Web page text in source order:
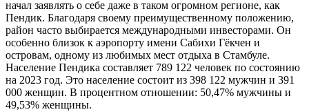
начал заявлять о себе даже в таком огромном регионе, как
Пендик. Благодаря своему преимущественному положению,
район часто выбирается международными инвесторами. Он
особенно близок к аэропорту имени Сабихи Гёкчен и
островам, одному из любимых мест отдыха в Стамбуле.
Население Пендика составляет 789 122 человек по состоянию
на 2023 год. Это население состоит из 398 122 мужчин и 391
000 женщин. В процентном отношении: 50,47% мужчины и
49,53% женщины.